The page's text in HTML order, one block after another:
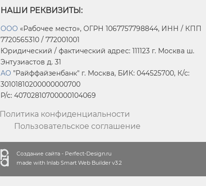
НАШИ РЕКВИЗИТЫ:
ООО «Рабочее место», ОГРН 1067757798844, ИНН / КПП
7720565310 / 772001001
Юридический / фактический адрес: 111123 г. Москва ш.
Энтузиастов д. 31
АО "Райффайзенбанк" г. Москва, БИК: 044525700, К/с:
30101810200000000700
Р/с: 40702810700000104069
Политика конфиденциальности
Пользовательское соглашение
Создание сайта - Perfect-Design.ru
made with Inlab Smart Web Builder v3.2